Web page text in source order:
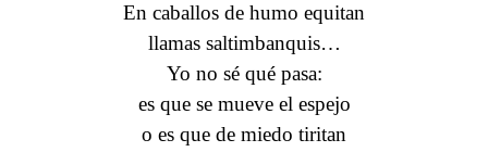
En caballos de humo equitan
llamas saltimbanquis…
Yo no sé qué pasa:
es que se mueve el espejo
o es que de miedo tiritan